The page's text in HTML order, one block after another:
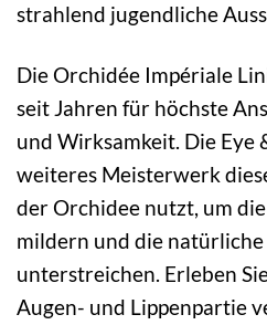
strahlend jugendliche
Die Orchidée Impériale
seit Jahren für höchste
und Wirksamkeit. Die Eye
weiteres Meisterwerk
der Orchidee nutzt, um
mildern und die
unterstreichen. Erleben
Augen- und Lippenpartie